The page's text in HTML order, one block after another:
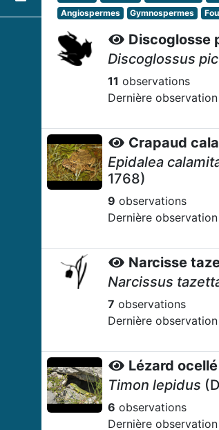
Angiospermes
Gymnospermes
Discoglosse
Discoglossus
11 observations
Dernière
Crapaud
Epidalea
1768)
9 observations
Dernière
Narcisse
Narcissus
7 observations
Dernière
Lézard
Timon lepidus
6 observations
Dernière